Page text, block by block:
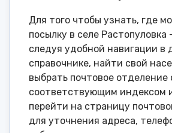
Для того чтобы узнать, где
посылку в селе
следуя удобной навигации в
справочнике, найти свой
выбрать почтовое отделение
соответствующим индексом
перейти на страницу
для уточнения адреса,